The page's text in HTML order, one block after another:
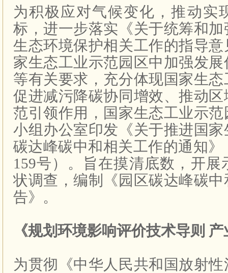
为积极应对气候变化，推动实
标，进一步落实《关于统筹和
生态环境保护相关工作的指导
家生态工业示范园区中加强发
等有关要求，充分体现国家生
促进减污降碳协同增效、推动
范引领作用，国家生态工业示
小组办公室印发《关于推进国
碳达峰碳中和相关工作的通知》
159号）。旨在摸清底数，开展
状调查，编制《园区碳达峰碳
告》。
《规划环境影响评价技术导则 产
为贯彻《中华人民共和国放射